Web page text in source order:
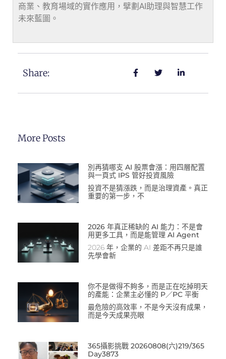
商業、教育場域的實作應用，擘劃AI助理與智慧工作
未來藍圖。
Share:
More Posts
別再猜哪支 AI 股票會漲：用四層配置
與一頁式 IPS 管好投資風險
投資不是猜漲跌，而是治理資產。真正
重要的第一步，不
2026 年真正稀缺的 AI 能力：不是會
用更多工具，而是能管理 AI Agent
2026 年，企業的 AI 差距不再只是誰
先學會新
你不是做得不夠多，而是正在吃掉明天
的產能：企業主必懂的 P／PC 平衡
最危險的高效率，不是今天沒有成果，
而是今天成果亮眼
365攝影挑戰 20260808(六)219/365
Day3873